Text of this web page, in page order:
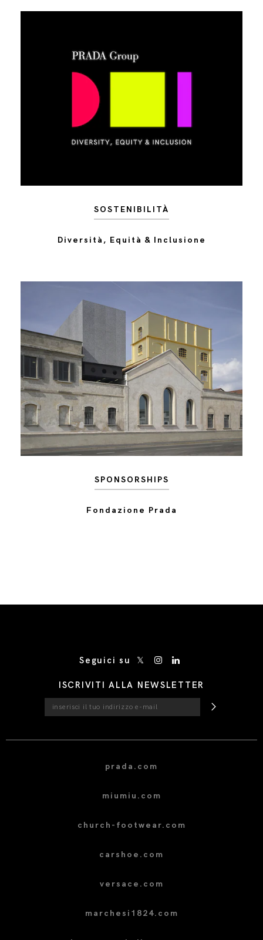
SOSTENIBILITÀ
Diversità, Equità & Inclusione
SPONSORSHIPS
Fondazione Prada
Seguici su
ISCRIVITI ALLA NEWSLETTER
prada.com
miumiu.com
church-footwear.com
carshoe.com
versace.com
marchesi1824.com